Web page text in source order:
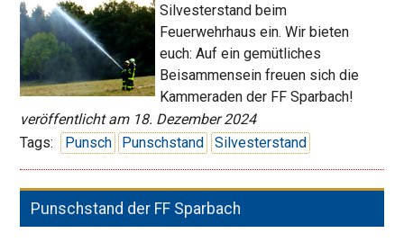
Silvesterstand beim
Feuerwehrhaus ein. Wir bieten
euch: Auf ein gemütliches
Beisammensein freuen sich die
Kammeraden der FF Sparbach!
veröffentlicht am 18. Dezember 2024
Tags:
Punsch Punschstand Silvesterstand
Punschstand der FF Sparbach